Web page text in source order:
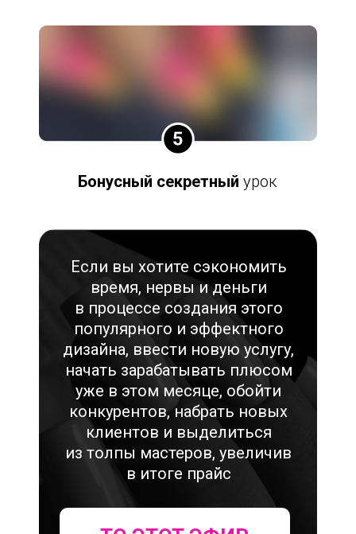
Бонусный секретный урок
Если вы хотите сэкономить
время, нервы и деньги
в процессе создания этого
популярного и эффектного
дизайна, ввести новую услугу,
начать зарабатывать плюсом
уже в этом месяце, обойти
конкурентов, набрать новых
клиентов и выделиться
из толпы мастеров, увеличив
в итоге прайс